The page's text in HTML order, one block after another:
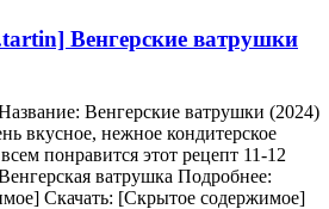
Венгерские ватрушки
Венгерские ватрушки (2024)
вкусное, нежное кондитерское
понравится этот рецепт 11-12
ватрушка Подробнее:
Скачать: [Скрытое содержимое]